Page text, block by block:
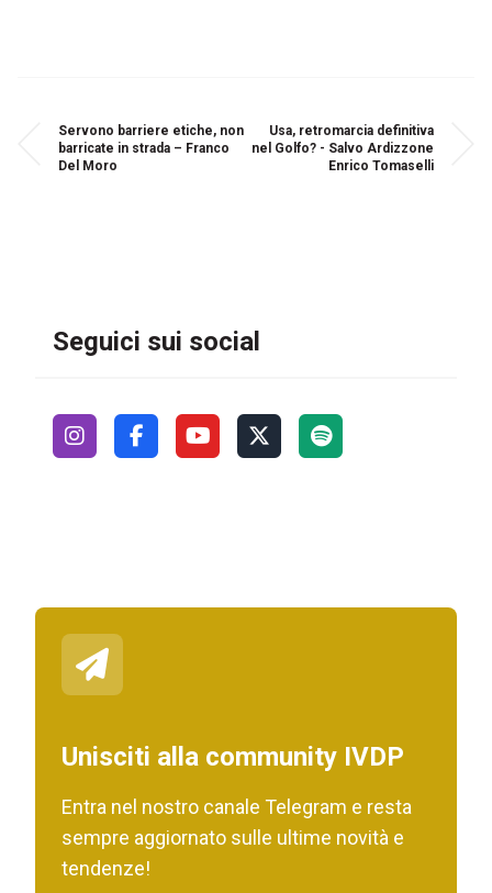
Servono barriere etiche, non
barricate in strada – Franco
Del Moro
Usa, retromarcia definitiva
nel Golfo? - Salvo Ardizzone
Enrico Tomaselli
Seguici sui social
Unisciti alla community IVDP
Entra nel nostro canale Telegram e resta
sempre aggiornato sulle ultime novità e
tendenze!